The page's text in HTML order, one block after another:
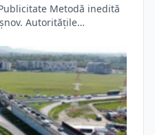
Metodă inedită
Autoritățile…